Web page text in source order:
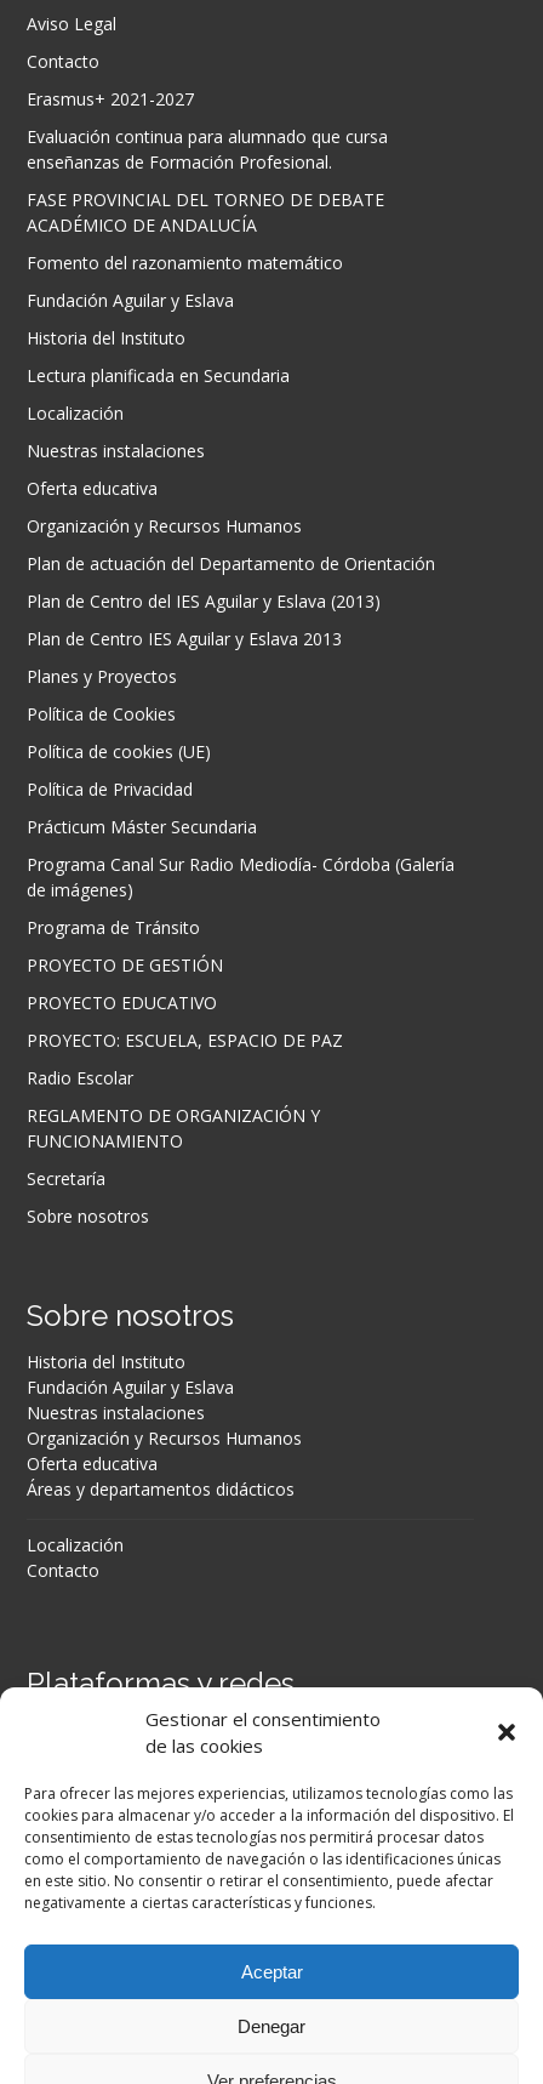
Gestionar el consentimiento
de las cookies
Para ofrecer las mejores experiencias, utilizamos tecnologías como las
cookies para almacenar y/o acceder a la información del dispositivo. El
consentimiento de estas tecnologías nos permitirá procesar datos
como el comportamiento de navegación o las identificaciones únicas
en este sitio. No consentir o retirar el consentimiento, puede afectar
negativamente a ciertas características y funciones.
Aceptar
Denegar
Aviso Legal
Contacto
Erasmus+ 2021-2027
Evaluación continua para alumnado que cursa
enseñanzas de Formación Profesional.
FASE PROVINCIAL DEL TORNEO DE DEBATE
ACADÉMICO DE ANDALUCÍA
Fomento del razonamiento matemático
Fundación Aguilar y Eslava
Historia del Instituto
Lectura planificada en Secundaria
Localización
Nuestras instalaciones
Oferta educativa
Organización y Recursos Humanos
Plan de actuación del Departamento de Orientación
Plan de Centro del IES Aguilar y Eslava (2013)
Plan de Centro IES Aguilar y Eslava 2013
Planes y Proyectos
Política de Cookies
Política de cookies (UE)
Política de Privacidad
Prácticum Máster Secundaria
Programa Canal Sur Radio Mediodía- Córdoba (Galería
de imágenes)
Programa de Tránsito
PROYECTO DE GESTIÓN
PROYECTO EDUCATIVO
PROYECTO: ESCUELA, ESPACIO DE PAZ
Radio Escolar
REGLAMENTO DE ORGANIZACIÓN Y
FUNCIONAMIENTO
Secretaría
Sobre nosotros
Sobre nosotros
Historia del Instituto
Fundación Aguilar y Eslava
Nuestras instalaciones
Organización y Recursos Humanos
Oferta educativa
Áreas y departamentos didácticos
Localización
Contacto
Plataformas y redes
Secretaría Virtual
Facebook